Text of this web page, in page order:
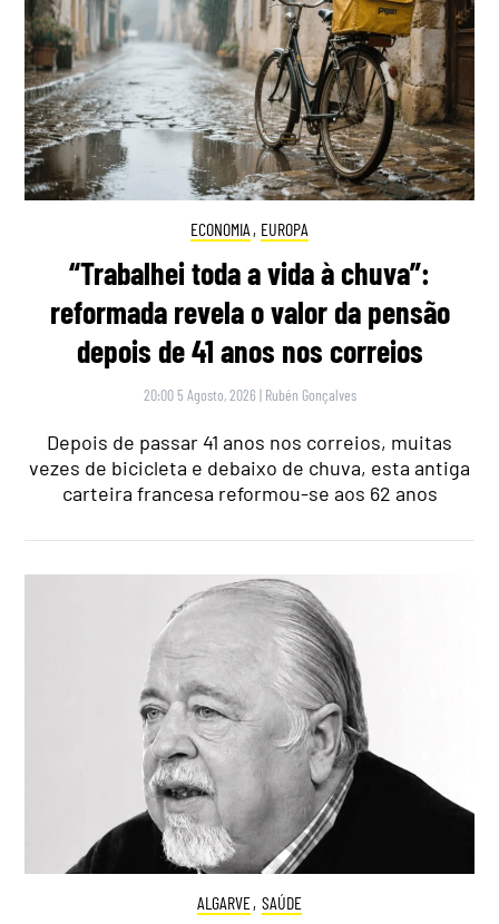
ECONOMIA , EUROPA
“Trabalhei toda a vida à chuva”:
reformada revela o valor da pensão
depois de 41 anos nos correios
20:00 5 Agosto, 2026 | Rubén Gonçalves
Depois de passar 41 anos nos correios, muitas
vezes de bicicleta e debaixo de chuva, esta antiga
carteira francesa reformou-se aos 62 anos
ALGARVE, SAÚDE